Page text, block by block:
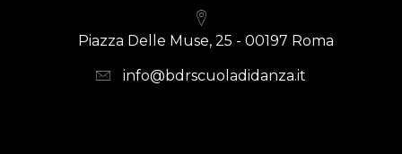
Piazza Delle Muse, 25 - 00197 Roma
info@bdrscuoladidanza.it